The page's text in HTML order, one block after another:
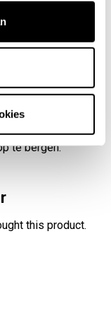
van elk
worden en
worden,
is en in de
soorten
is, kan het ook
te bergen.
this product.